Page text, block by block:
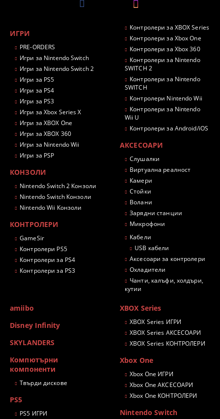
ИГРИ
PRE-ORDERS
Игри за Nintendo Switch
Игри за Nintendo Switch 2
Игри за PS5
Игри за PS4
Игри за PS3
Игри за Xbox Series X
Игри за XBOX One
Игри за XBOX 360
Игри за Nintendo Wii
Игри за PSP
КОНЗОЛИ
Nintendo Switch 2 Конзоли
Nintendo Switch Конзоли
Nintendo Wii Конзоли
КОНТРОЛЕРИ
GameSir
Контролери PS5
Контролери за PS4
Контролери за PS3
Контролери за XBOX Series
Контролери за Xbox One
Контролери за Xbox 360
Контролери за Nintendo
SWITCH 2
Контролери за Nintendo
SWITCH
Контролери Nintendo Wii
Контролери за Nintendo
Wii U
Контролери за Android/iOS
АКСЕСОАРИ
Слушалки
Виртуална реалност
Камери
Стойки
Волани
Зарядни станции
Микрофони
Кабели
USB кабели
Аксесоари за контролери
Охладители
Чанти, калъфи, холдъри,
кутии
amiibo
Disney Infinity
SKYLANDERS
Компютърни
компоненти
Твърди дискове
PS5
PS5 ИГРИ
XBOX Series
XBOX Series ИГРИ
XBOX Series АКСЕСОАРИ
XBOX Series КОНТРОЛЕРИ
Xbox One
Xbox One ИГРИ
Xbox One АКСЕСОАРИ
Xbox One КОНТРОЛЕРИ
Nintendo Switch